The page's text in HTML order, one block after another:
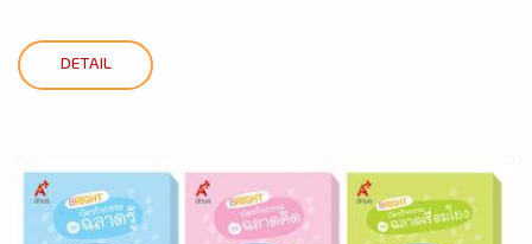
DETAIL